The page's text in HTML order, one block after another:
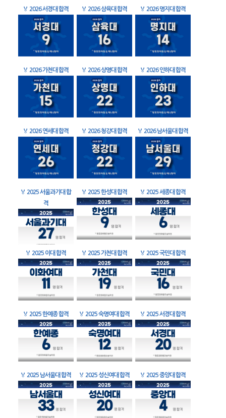
🏅 2026 서경대 합격 🏅 2026 삼육대 합격 🏅 2026 명지대 합격
🏅 2026 가천대 합격 🏅 2026 상명대 합격 🏅 2026 인하대 합격
🏅 2026 연세대 합격 🏅 2026 청강대 합격 🏅 2026 남서울대 합격
🏅 2025 서울과기대 합
격
🏅 2025 한성대 합격 🏅 2025 세종대 합격
🏅 2025 이대 합격 🏅 2025 가천대 합격 🏅 2025 국민대 합격
🏅 2025 한예종 합격 🏅 2025 숙명여대 합격 🏅 2025 서경대 합격
🏅 2025 남서울대 합격 🏅 2025 성신여대 합격 🏅 2025 중앙대 합격